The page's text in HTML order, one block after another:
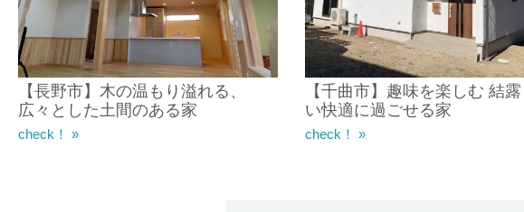
【長野市】木の温もり溢れる、
広々とした土間のある家
check！ »
【千曲市】趣味を楽しむ 結
い快適に過ごせる家
check！ »